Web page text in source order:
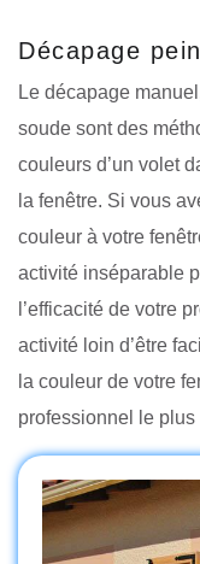
Décapage
Le décapage
soude sont des
couleurs d’un volet
la fenêtre. Si vous
couleur à votre
activité inséparable
l’efficacité de votre
activité loin d’être
la couleur de votre
professionnel le